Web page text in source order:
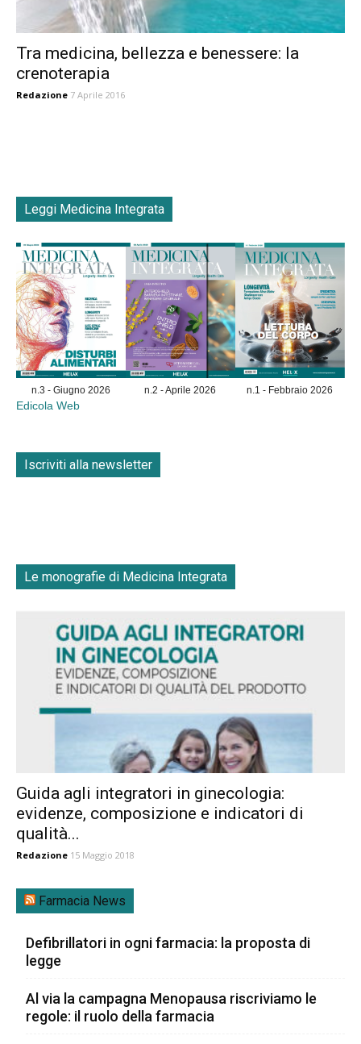
Tra medicina, bellezza e benessere: la
crenoterapia
Redazione 7 Aprile 2016
Leggi Medicina Integrata
n.3 - Giugno 2026 n.2 - Aprile 2026 n.1 - Febbraio 2026
Edicola Web
Iscriviti alla newsletter
Le monografie di Medicina Integrata
Guida agli integratori in ginecologia:
evidenze, composizione e indicatori di
qualità...
Redazione 15 Maggio 2018
Farmacia News
Defibrillatori in ogni farmacia: la proposta di
legge
Al via la campagna Menopausa riscriviamo le
regole: il ruolo della farmacia